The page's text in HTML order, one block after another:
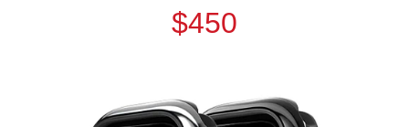
邊框 防撞邊框
$450